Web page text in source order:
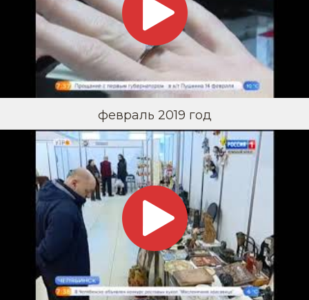
февраль 2019 год